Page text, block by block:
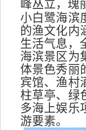
峰丛立，瑰
小白鹭海滨
的渔文化内
生活气息，
海滨景区为
体景色秀丽
宾馆、渔村
柱草亭、绿
多海上娱乐
游要素。